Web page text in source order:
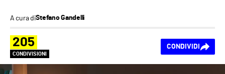
A cura diStefano Gandelli
205
CONDIVISIONI
CONDIVIDI